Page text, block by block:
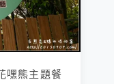
嘿熊主題餐